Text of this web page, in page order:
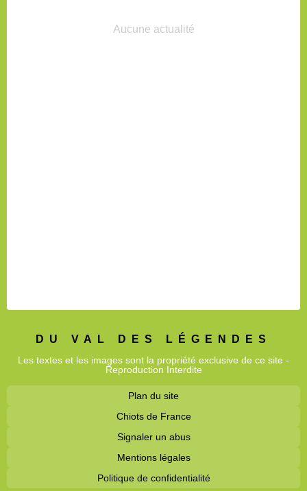
Aucune actualité
DU VAL DES LÉGENDES
Les textes et les images sont la propriété exclusive de ce site -
Reproduction Interdite
Plan du site
Chiots de France
Signaler un abus
Mentions légales
Politique de confidentialité